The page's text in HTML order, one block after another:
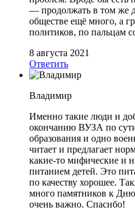
— продолжать в том же
обществе ещё много, а
политиков, по пальцам
8 августа 2021
Ответить
Владимир
Именно такие люди и
окончанию ВУЗА по
образования и одно
читает и предлагает
какие-то мифические и
питанием детей. Это
по качеству хорошее.
много памятников к
очень важно. Спасибо!